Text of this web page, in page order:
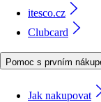
itesco.cz
Clubcard
Pomoc s prvním
Jak nakupovat